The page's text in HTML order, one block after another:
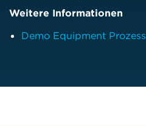
Weitere Informationen
Demo Equipment Prozess